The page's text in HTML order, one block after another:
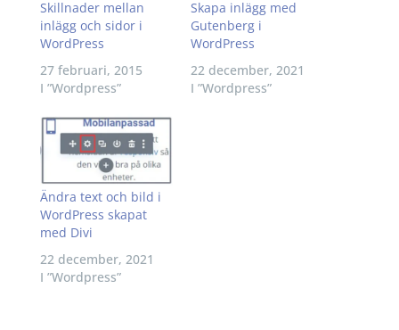
Skillnader mellan
inlägg och sidor i
WordPress
27 februari, 2015
I ”Wordpress”
Skapa inlägg med
Gutenberg i
WordPress
22 december, 2021
I ”Wordpress”
Ändra text och bild i
WordPress skapat
med Divi
22 december, 2021
I ”Wordpress”